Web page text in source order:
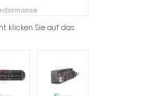
klicken Sie auf das